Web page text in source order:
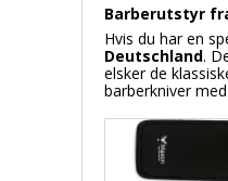
Barberutstyr
Hvis du har en
Deutschland.
elsker de
barberkniver